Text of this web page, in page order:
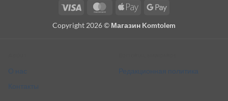
Visa MasterCardApple
Google
Copyright 2026 © Магазин Komtolem
О нас
Контакты
Редакционная политика